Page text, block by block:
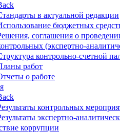
в актуальной редакции
бюджетных
соглашения о
(экспертно-
контрольно-счетной
работ
о работе
контрольных
экспертно-
коррупции